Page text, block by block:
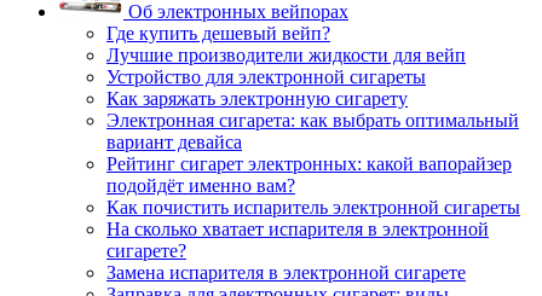
Об электронных вейпорах
Где купить дешевый вейп?
Лучшие производители жидкости для вейп
Устройство для электронной сигареты
Как заряжать электронную сигарету
Электронная сигарета: как выбрать оптимальный
вариант девайса
Рейтинг сигарет электронных: какой вапорайзер
подойдёт именно вам?
Как почистить испаритель электронной сигареты
На сколько хватает испарителя в электронной
сигарете?
Замена испарителя в электронной сигарете